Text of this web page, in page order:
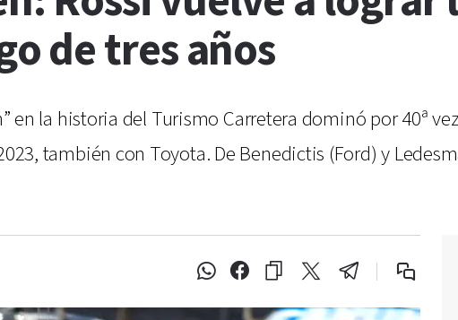
de tres años
en la historia del Turismo Carretera dominó por 40ª
también con Toyota. De Benedictis (Ford) y